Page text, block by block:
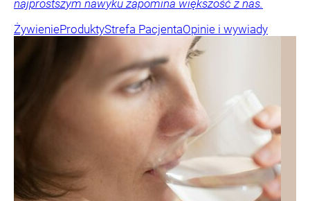
najprostszym nawyku zapomina większość z nas.
ŻywienieProduktyStrefa PacjentaOpinie i wywiady